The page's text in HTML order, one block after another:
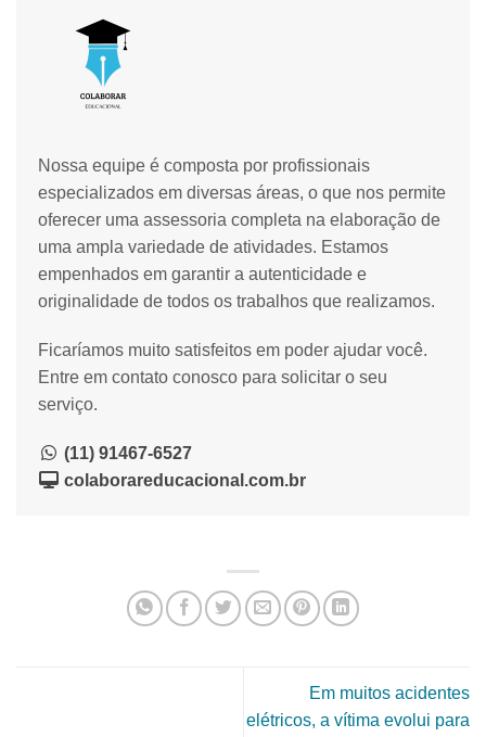
Nossa equipe é composta por profissionais
especializados em diversas áreas, o que nos permite
oferecer uma assessoria completa na elaboração de
uma ampla variedade de atividades. Estamos
empenhados em garantir a autenticidade e
originalidade de todos os trabalhos que realizamos.
Ficaríamos muito satisfeitos em poder ajudar você.
Entre em contato conosco para solicitar o seu
serviço.
(11) 91467-6527
colaborareducacional.com.br
Em muitos acidentes
elétricos, a vítima evolui para